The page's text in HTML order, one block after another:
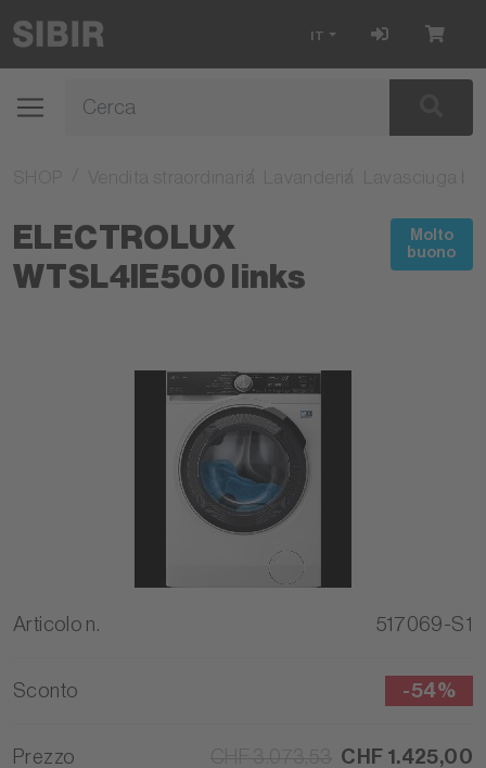
IT
ELECTROLUX
WTSL4IE500 links
Molto
buono
Articolo n. 517069-S1
Sconto -54%
Prezzo CHF 1.425,00